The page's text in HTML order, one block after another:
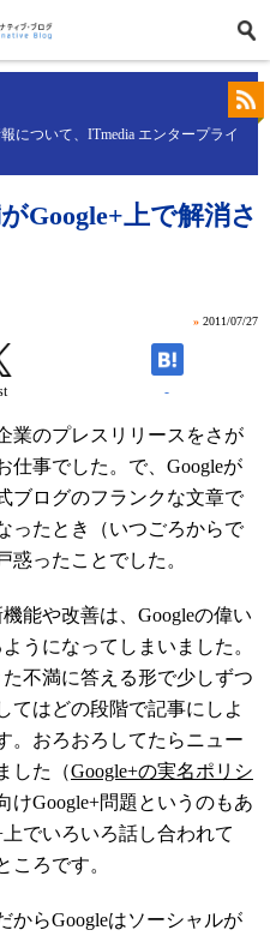
について、ITmedia エンタープライ
Google+上で解消さ
» 2011/07/27
-
業のプレスリリースをさが
仕事でした。で、Googleが
ブログのフランクな文章で
ったとき（いつごろからで
惑ったことでした。
能や改善は、Googleの偉い
うになってしまいました。
不満に答える形で少しずつ
てはどの段階で記事にしよ
。おろおろしてたらニュー
した（Google+の実名ポリシ
けGoogle+問題というのもあ
でいろいろ話し合われて
ころです。
からGoogleはソーシャルが